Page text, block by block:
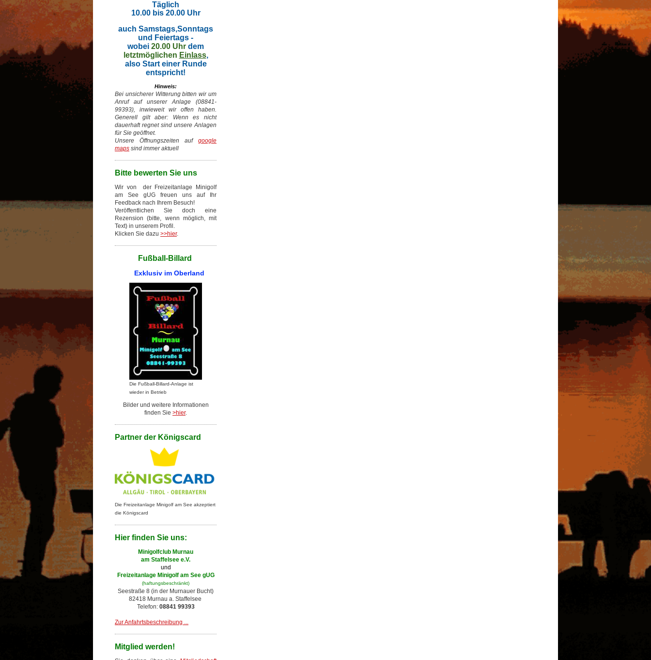
Täglich
10.00 bis 20.00 Uhr
auch Samstags,Sonntags
und Feiertags -
wobei 20.00 Uhr dem
letztmöglichen Einlass,
also Start einer Runde
entspricht!
Hinweis:
Bei unsicherer Witterung bitten wir um
Anruf auf unserer Anlage (08841-
99393), inwieweit wir offen haben.
Generell gilt aber: Wenn es nicht
dauerhaft regnet sind unsere Anlagen
für Sie geöffnet.
Unsere Öffnungszeiten auf google
maps sind immer aktuell
Bitte bewerten Sie uns
Wir von der Freizeitanlage Minigolf
am See gUG freuen uns auf Ihr
Feedback nach Ihrem Besuch!
Veröffentlichen Sie doch eine
Rezension (bitte, wenn möglich, mit
Text) in unserem Profil.
Klicken Sie dazu >>hier.
Fußball-Billard
Exklusiv im Oberland
Die Fußball-Billard-Anlage ist
wieder in Betrieb
Bilder und weitere Informationen
finden Sie >hier.
Partner der Königscard
Die Freizeitanlage Minigolf am See akzeptiert
die Königscard
Hier finden Sie uns:
Minigolfclub Murnau
am Staffelsee e.V.
und
Freizeitanlage Minigolf am See gUG
(haftungsbeschränkt)
Seestraße 8 (in der Murnauer Bucht)
82418 Murnau a. Staffelsee
Telefon: 08841 99393
Zur Anfahrtsbeschreibung ...
Mitglied werden!